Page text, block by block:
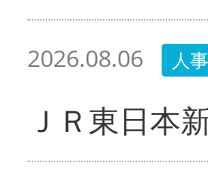
2026.08.06 人
ＪＲ東日本